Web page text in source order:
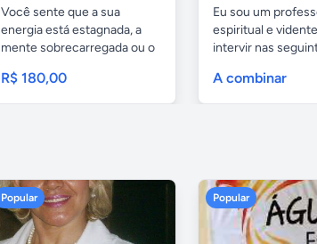
Você sente que a sua
energia está estagnada, a
mente sobrecarregada ou o
R$ 180,00
Eu sou um
espiritual e
intervir nas
A combinar
Popular Popular